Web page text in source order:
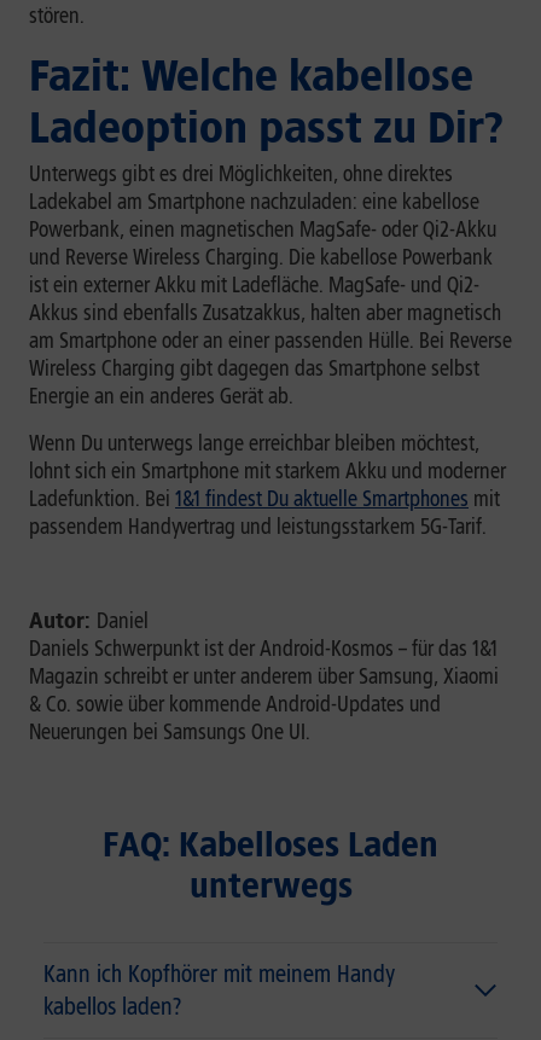
stören.
Fazit: Welche kabellose
Ladeoption passt zu Dir?
Unterwegs gibt es drei Möglichkeiten, ohne direktes
Ladekabel am Smartphone nachzuladen: eine kabellose
Powerbank, einen magnetischen MagSafe- oder Qi2-Akku
und Reverse Wireless Charging. Die kabellose Powerbank
ist ein externer Akku mit Ladefläche. MagSafe- und Qi2-
Akkus sind ebenfalls Zusatzakkus, halten aber magnetisch
am Smartphone oder an einer passenden Hülle. Bei Reverse
Wireless Charging gibt dagegen das Smartphone selbst
Energie an ein anderes Gerät ab.
Wenn Du unterwegs lange erreichbar bleiben möchtest,
lohnt sich ein Smartphone mit starkem Akku und moderner
Ladefunktion. Bei 1&1 findest Du aktuelle Smartphones mit
passendem Handyvertrag und leistungsstarkem 5G-Tarif.
Autor: Daniel
Daniels Schwerpunkt ist der Android-Kosmos – für das 1&1
Magazin schreibt er unter anderem über Samsung, Xiaomi
& Co. sowie über kommende Android-Updates und
Neuerungen bei Samsungs One UI.
FAQ: Kabelloses Laden
unterwegs
Kann ich Kopfhörer mit meinem Handy
kabellos laden?